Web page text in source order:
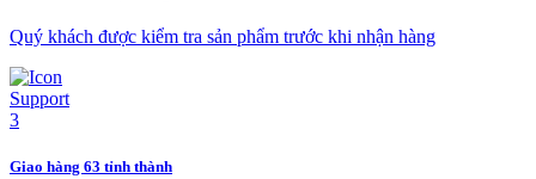
Quý khách được kiểm tra sản phẩm trước khi nhận hàng
Giao hàng 63 tỉnh thành